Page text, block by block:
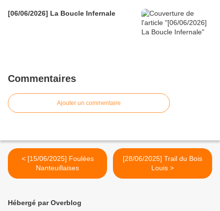
[06/06/2026] La Boucle Infernale
Commentaires
Ajouter un commentaire
< [15/06/2025] Foulées
Nanteuillaises
[28/06/2025] Trail du Bois
Louis >
Hébergé par Overblog